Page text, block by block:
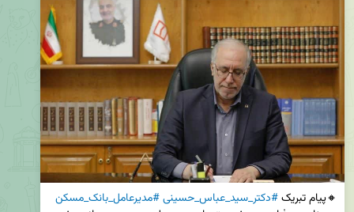
🔸پیام تبریک #دکتر_سید_عباس_حسینی#مدیرعامل_بانک_مسکن